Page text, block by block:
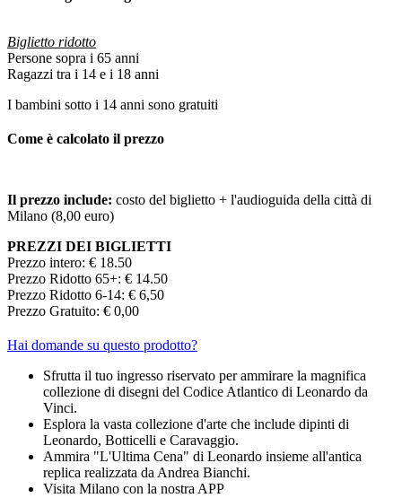
Biglietto ridotto
Persone sopra i 65 anni
Ragazzi tra i 14 e i 18 anni
I bambini sotto i 14 anni sono gratuiti
Come è calcolato il prezzo
Il prezzo include: costo del biglietto + l'audioguida della città di
Milano (8,00 euro)
PREZZI DEI BIGLIETTI
Prezzo intero: € 18.50
Prezzo Ridotto 65+: € 14.50
Prezzo Ridotto 6-14: € 6,50
Prezzo Gratuito: € 0,00
Hai domande su questo prodotto?
Sfrutta il tuo ingresso riservato per ammirare la magnifica
collezione di disegni del Codice Atlantico di Leonardo da
Vinci.
Esplora la vasta collezione d'arte che include dipinti di
Leonardo, Botticelli e Caravaggio.
Ammira "L'Ultima Cena" di Leonardo insieme all'antica
replica realizzata da Andrea Bianchi.
Visita Milano con la nostra APP